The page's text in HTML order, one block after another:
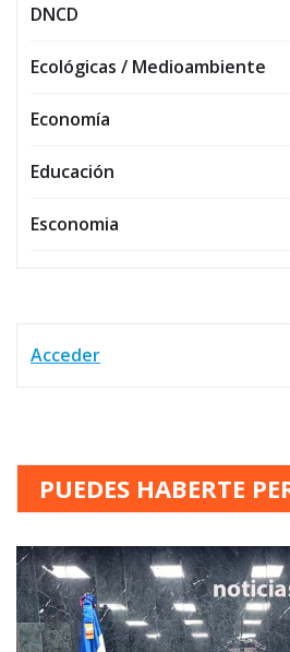
DNCD
Ecológicas / Medioambiente
Economía
Educación
Esconomia
Acceder
PUEDES HABERTE